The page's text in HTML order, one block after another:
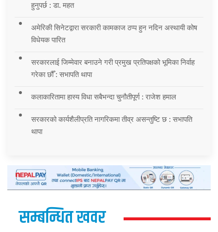
हुनुपर्छ : डा. महत
अमेरिकी सिनेटद्वारा सरकारी कामकाज ठप्प हुन नदिन अस्थायी कोष
विधेयक पारित
सरकारलाई जिम्मेवार बनाउने गरी प्रमुख प्रतिपक्षको भूमिका निर्वाह
गरेका छौँ : सभापति थापा
कलाकारितामा हास्य विधा सबैभन्दा चुनौतीपूर्ण : राजेश हमाल
सरकारको कार्यशैलीप्रति नागरिकमा तीव्र असन्तुष्टि छ : सभापति
थापा
सम्बन्धित खवर